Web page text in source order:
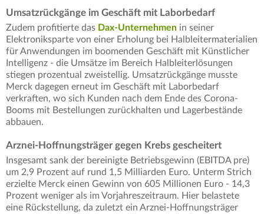
Umsatzrückgänge im Geschäft mit Laborbedarf
Zudem profitierte das Dax-Unternehmen in seiner
Elektroniksparte von einer Erholung bei Halbleitermaterialien
für Anwendungen im boomenden Geschäft mit Künstlicher
Intelligenz - die Umsätze im Bereich Halbleiterlösungen
stiegen prozentual zweistellig. Umsatzrückgänge musste
Merck dagegen erneut im Geschäft mit Laborbedarf
verkraften, wo sich Kunden nach dem Ende des Corona-
Booms mit Bestellungen zurückhalten und Lagerbestände
abbauen.
Arznei-Hoffnungsträger gegen Krebs gescheitert
Insgesamt sank der bereinigte Betriebsgewinn (EBITDA pre)
um 2,9 Prozent auf rund 1,5 Milliarden Euro. Unterm Strich
erzielte Merck einen Gewinn von 605 Millionen Euro - 14,3
Prozent weniger als im Vorjahreszeitraum. Hier belastete
eine Rückstellung, da zuletzt ein Arznei-Hoffnungsträger